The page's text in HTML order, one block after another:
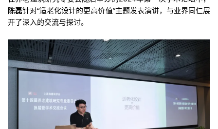
陈磊针对“适老化设计的更高价值”主题发表演讲，与业界同仁展
开了深入的交流与探讨。